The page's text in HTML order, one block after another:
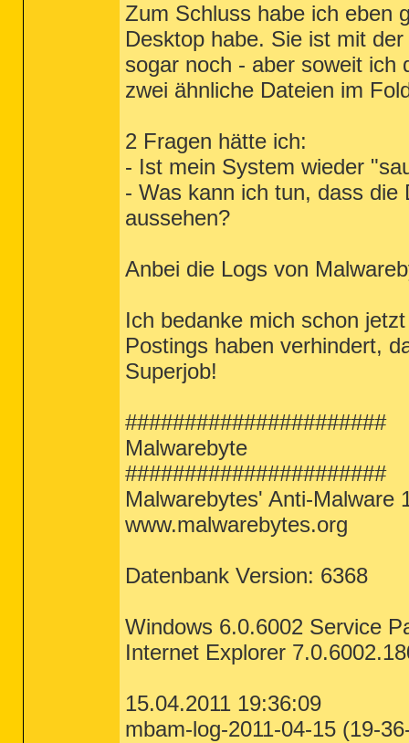
Zum Schluss habe ich eben
Desktop habe. Sie ist mit
sogar noch - aber soweit ich
zwei ähnliche Dateien im
2 Fragen hätte ich:
- Ist mein System wieder
- Was kann ich tun, dass
aussehen?
Anbei die Logs von
Ich bedanke mich schon
Postings haben verhindert,
Superjob!
######################
Malwarebyte
######################
Malwarebytes' Anti-Malware
www.malwarebytes.org
Datenbank Version: 6368
Windows 6.0.6002 Service
Internet Explorer
15.04.2011 19:36:09
mbam-log-2011-04-15 (19-